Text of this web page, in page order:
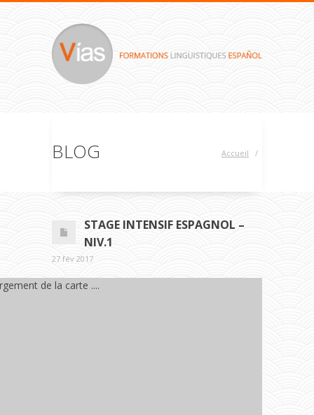
BLOG Accueil /
STAGE INTENSIF ESPAGNOL –
NIV.1
27 fév 2017
de la carte ....